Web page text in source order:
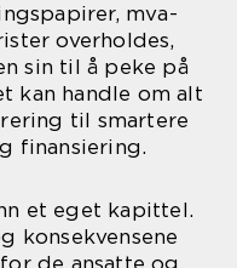
mva-
overholdes,
sin til å peke på
kan handle om alt
til smartere
finansiering.
et eget kapittel.
konsekvensene
de ansatte og